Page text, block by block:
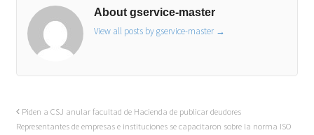
About gservice-master
View all posts by gservice-master →
Piden a CSJ anular facultad de Hacienda de publicar deudores
Representantes de empresas e instituciones se capacitaron sobre la norma ISO